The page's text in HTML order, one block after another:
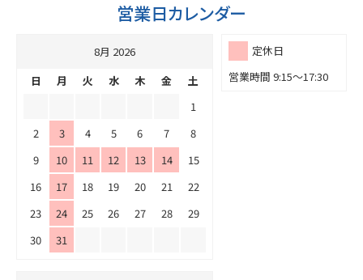
営業日カレンダー
定休日
営業時間 9:15～17:30
8月 2026
日
月 火 水 木 金
土
1
2
3 4 5 6 7
8
9
10 11 12 13 14
15
16
17 18 19 20 21
22
23
24 25 26 27 28
29
30
31